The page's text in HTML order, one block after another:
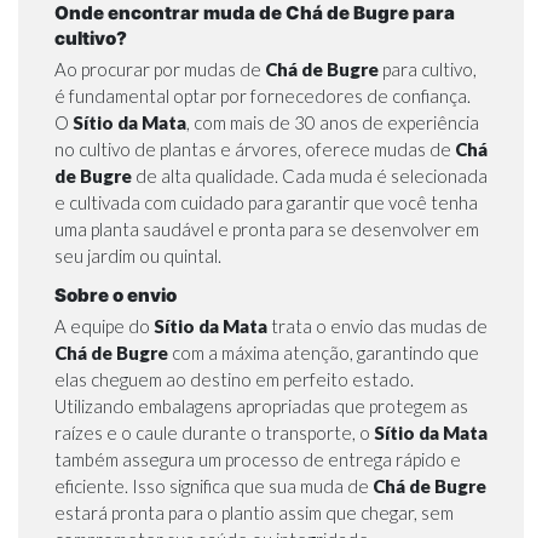
Onde encontrar muda de Chá de Bugre para
cultivo?
Ao procurar por mudas de Chá de Bugre para cultivo,
é fundamental optar por fornecedores de confiança.
O Sítio da Mata, com mais de 30 anos de experiência
no cultivo de plantas e árvores, oferece mudas de Chá
de Bugre de alta qualidade. Cada muda é selecionada
e cultivada com cuidado para garantir que você tenha
uma planta saudável e pronta para se desenvolver em
seu jardim ou quintal.
Sobre o envio
A equipe do Sítio da Mata trata o envio das mudas de
Chá de Bugre com a máxima atenção, garantindo que
elas cheguem ao destino em perfeito estado.
Utilizando embalagens apropriadas que protegem as
raízes e o caule durante o transporte, o Sítio da Mata
também assegura um processo de entrega rápido e
eficiente. Isso significa que sua muda de Chá de Bugre
estará pronta para o plantio assim que chegar, sem